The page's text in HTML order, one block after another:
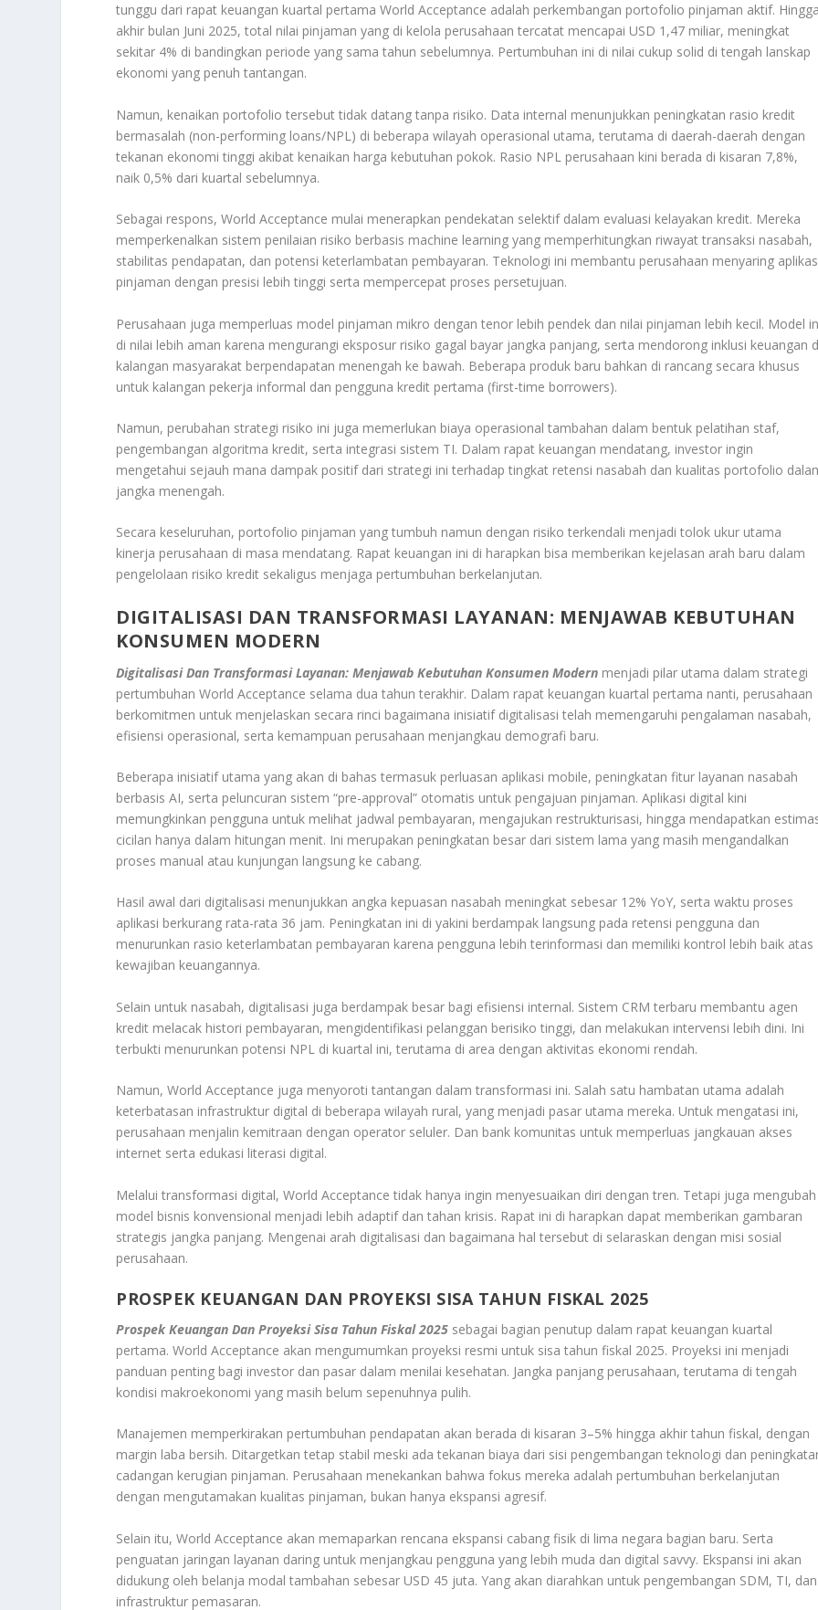
tunggu dari rapat keuangan kuartal pertama World Acceptance adalah perkembangan portofolio pinjaman aktif.
akhir bulan Juni 2025, total nilai pinjaman yang di kelola perusahaan tercatat mencapai USD 1,47 miliar, meningkat
sekitar 4% di bandingkan periode yang sama tahun sebelumnya. Pertumbuhan ini di nilai cukup solid di tengah lanskap
ekonomi yang penuh tantangan.
Namun, kenaikan portofolio tersebut tidak datang tanpa risiko. Data internal menunjukkan peningkatan rasio kredit
bermasalah (non-performing loans/NPL) di beberapa wilayah operasional utama, terutama di daerah-daerah dengan
tekanan ekonomi tinggi akibat kenaikan harga kebutuhan pokok. Rasio NPL perusahaan kini berada di kisaran 7,8%,
naik 0,5% dari kuartal sebelumnya.
Sebagai respons, World Acceptance mulai menerapkan pendekatan selektif dalam evaluasi kelayakan kredit. Mereka
memperkenalkan sistem penilaian risiko berbasis machine learning yang memperhitungkan riwayat transaksi nasabah,
stabilitas pendapatan, dan potensi keterlambatan pembayaran. Teknologi ini membantu perusahaan menyaring
pinjaman dengan presisi lebih tinggi serta mempercepat proses persetujuan.
Perusahaan juga memperluas model pinjaman mikro dengan tenor lebih pendek dan nilai pinjaman lebih kecil. Model
di nilai lebih aman karena mengurangi eksposur risiko gagal bayar jangka panjang, serta mendorong inklusi keuangan
kalangan masyarakat berpendapatan menengah ke bawah. Beberapa produk baru bahkan di rancang secara khusus
untuk kalangan pekerja informal dan pengguna kredit pertama (first-time borrowers).
Namun, perubahan strategi risiko ini juga memerlukan biaya operasional tambahan dalam bentuk pelatihan staf,
pengembangan algoritma kredit, serta integrasi sistem TI. Dalam rapat keuangan mendatang, investor ingin
mengetahui sejauh mana dampak positif dari strategi ini terhadap tingkat retensi nasabah dan kualitas portofolio
jangka menengah.
Secara keseluruhan, portofolio pinjaman yang tumbuh namun dengan risiko terkendali menjadi tolok ukur utama
kinerja perusahaan di masa mendatang. Rapat keuangan ini di harapkan bisa memberikan kejelasan arah baru dalam
pengelolaan risiko kredit sekaligus menjaga pertumbuhan berkelanjutan.
DIGITALISASI DAN TRANSFORMASI LAYANAN: MENJAWAB KEBUTUHAN
KONSUMEN MODERN
Digitalisasi Dan Transformasi Layanan: Menjawab Kebutuhan Konsumen Modern menjadi pilar utama dalam strategi
pertumbuhan World Acceptance selama dua tahun terakhir. Dalam rapat keuangan kuartal pertama nanti, perusahaan
berkomitmen untuk menjelaskan secara rinci bagaimana inisiatif digitalisasi telah memengaruhi pengalaman nasabah,
efisiensi operasional, serta kemampuan perusahaan menjangkau demografi baru.
Beberapa inisiatif utama yang akan di bahas termasuk perluasan aplikasi mobile, peningkatan fitur layanan nasabah
berbasis AI, serta peluncuran sistem “pre-approval” otomatis untuk pengajuan pinjaman. Aplikasi digital kini
memungkinkan pengguna untuk melihat jadwal pembayaran, mengajukan restrukturisasi, hingga mendapatkan
cicilan hanya dalam hitungan menit. Ini merupakan peningkatan besar dari sistem lama yang masih mengandalkan
proses manual atau kunjungan langsung ke cabang.
Hasil awal dari digitalisasi menunjukkan angka kepuasan nasabah meningkat sebesar 12% YoY, serta waktu proses
aplikasi berkurang rata-rata 36 jam. Peningkatan ini di yakini berdampak langsung pada retensi pengguna dan
menurunkan rasio keterlambatan pembayaran karena pengguna lebih terinformasi dan memiliki kontrol lebih baik atas
kewajiban keuangannya.
Selain untuk nasabah, digitalisasi juga berdampak besar bagi efisiensi internal. Sistem CRM terbaru membantu agen
kredit melacak histori pembayaran, mengidentifikasi pelanggan berisiko tinggi, dan melakukan intervensi lebih dini. Ini
terbukti menurunkan potensi NPL di kuartal ini, terutama di area dengan aktivitas ekonomi rendah.
Namun, World Acceptance juga menyoroti tantangan dalam transformasi ini. Salah satu hambatan utama adalah
keterbatasan infrastruktur digital di beberapa wilayah rural, yang menjadi pasar utama mereka. Untuk mengatasi ini,
perusahaan menjalin kemitraan dengan operator seluler. Dan bank komunitas untuk memperluas jangkauan akses
internet serta edukasi literasi digital.
Melalui transformasi digital, World Acceptance tidak hanya ingin menyesuaikan diri dengan tren. Tetapi juga mengubah
model bisnis konvensional menjadi lebih adaptif dan tahan krisis. Rapat ini di harapkan dapat memberikan gambaran
strategis jangka panjang. Mengenai arah digitalisasi dan bagaimana hal tersebut di selaraskan dengan misi sosial
perusahaan.
PROSPEK KEUANGAN DAN PROYEKSI SISA TAHUN FISKAL 2025
Prospek Keuangan Dan Proyeksi Sisa Tahun Fiskal 2025 sebagai bagian penutup dalam rapat keuangan kuartal
pertama. World Acceptance akan mengumumkan proyeksi resmi untuk sisa tahun fiskal 2025. Proyeksi ini menjadi
panduan penting bagi investor dan pasar dalam menilai kesehatan. Jangka panjang perusahaan, terutama di tengah
kondisi makroekonomi yang masih belum sepenuhnya pulih.
Manajemen memperkirakan pertumbuhan pendapatan akan berada di kisaran 3–5% hingga akhir tahun fiskal, dengan
margin laba bersih. Ditargetkan tetap stabil meski ada tekanan biaya dari sisi pengembangan teknologi dan
cadangan kerugian pinjaman. Perusahaan menekankan bahwa fokus mereka adalah pertumbuhan berkelanjutan
dengan mengutamakan kualitas pinjaman, bukan hanya ekspansi agresif.
Selain itu, World Acceptance akan memaparkan rencana ekspansi cabang fisik di lima negara bagian baru. Serta
penguatan jaringan layanan daring untuk menjangkau pengguna yang lebih muda dan digital savvy. Ekspansi ini akan
didukung oleh belanja modal tambahan sebesar USD 45 juta. Yang akan diarahkan untuk pengembangan SDM, TI, dan
infrastruktur pemasaran.